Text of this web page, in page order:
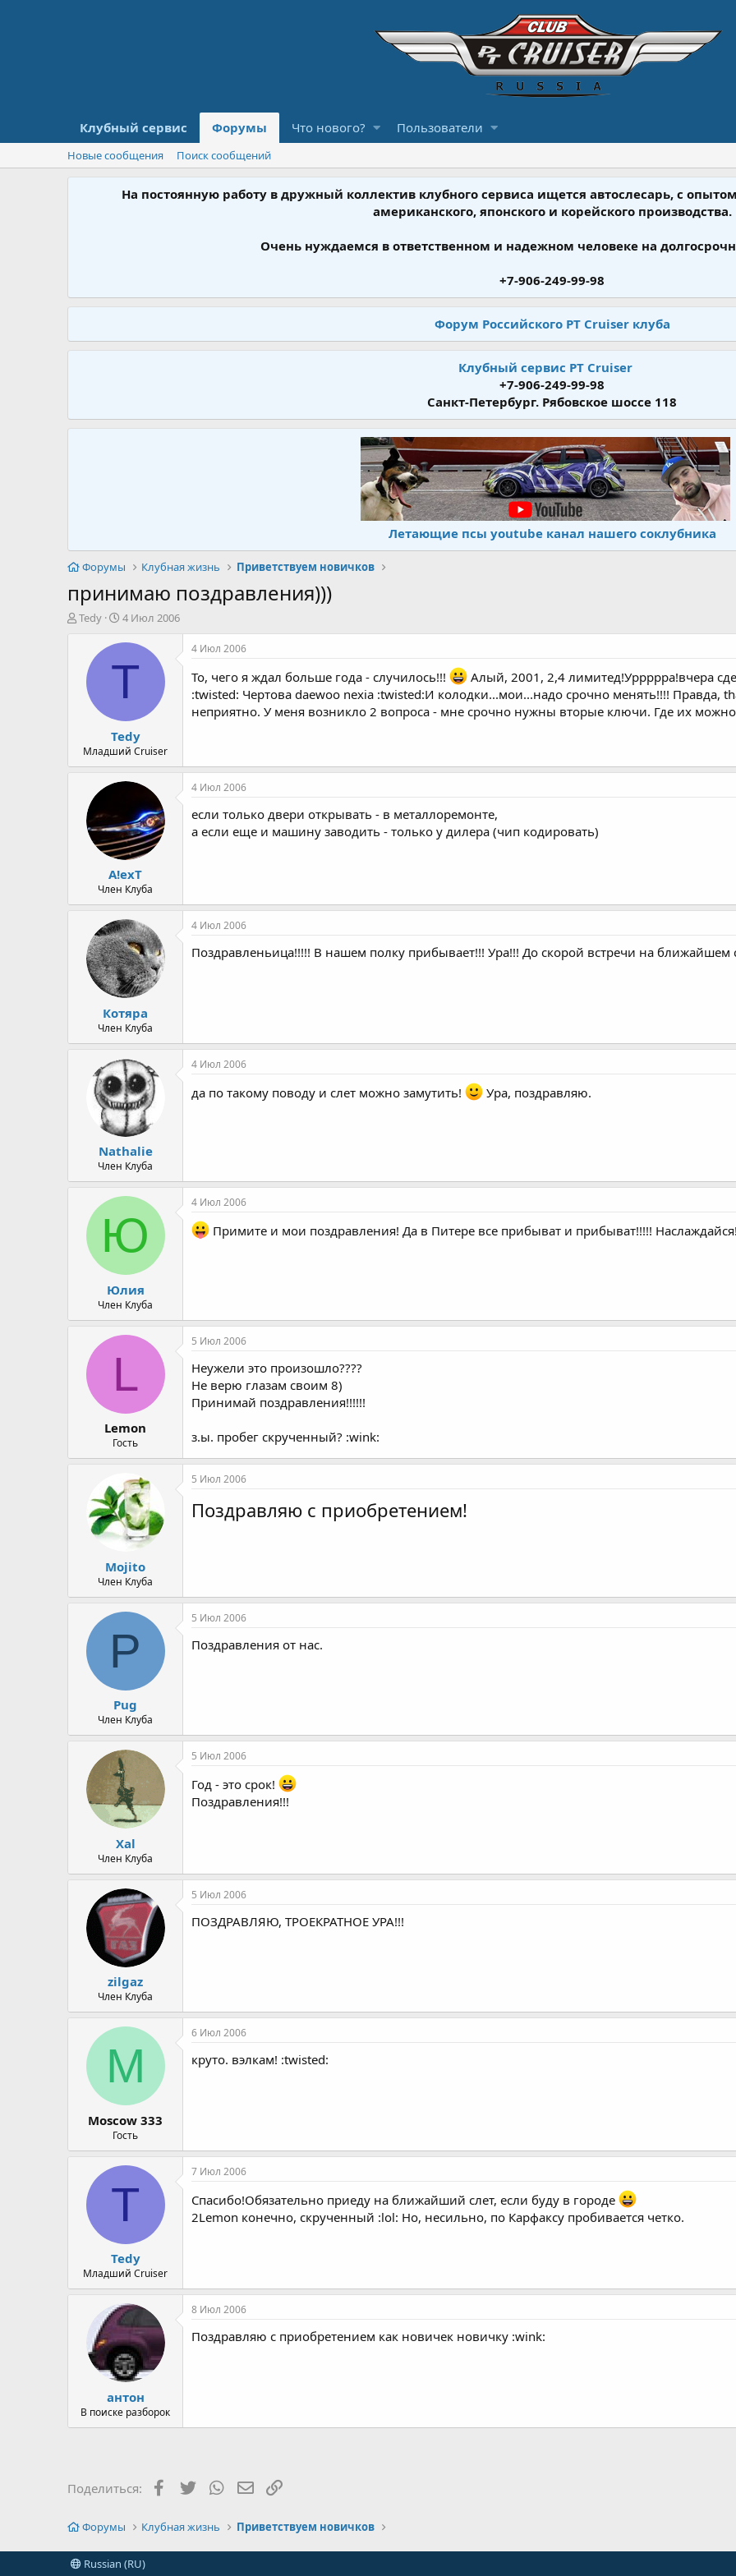
Клубный сервис Форумы Что нового? Пользователи
Новые сообщения Поиск сообщений
На постоянную работу в дружный коллектив клубного сервиса ищется автослесарь, с
американского, японского и корейского производства.
Очень нуждаемся в ответственном и надежном человеке на
+7-906-249-99-98
Форум Российского PT Cruiser клуба
Клубный сервис PT Cruiser
+7-906-249-99-98
Санкт-Петербург. Рябовское шоссе 118
Летающие псы youtube канал нашего соклубника
Форумы Клубная жизнь Приветствуем новичков
принимаю поздравления)))
А
Tedy
Д
т
а
л
а
4 Июл 2006
T
Tedy
Младший Cruiser
4 Июл 2006
То, чего я ждал больше года - случилось!!!
Алый, 2001, 2,4 лимитед!Уррррра!вчера
:twisted: Чертова daewoo nexia :twisted:И колодки...мои...надо срочно менять!!!! Правда,
неприятно. У меня возникло 2 вопроса - мне срочно нужны вторые ключи. Где их можно
A!exT
Член Клуба
4 Июл 2006
если только двери открывать - в металлоремонте,
а если еще и машину заводить - только у дилера (чип кодировать)
Котяра
Член Клуба
4 Июл 2006
Поздравленьица!!!!! В нашем полку прибывает!!! Ура!!! До скорой встречи на ближайшем
Nathalie
Член Клуба
4 Июл 2006
да по такому поводу и слет можно замутить! Ура, поздравляю.
Ю
Юлия
Член Клуба
4 Июл 2006
Примите и мои поздравления! Да в Питере все прибыват и прибыват!!!!! Наслаждайся!
L
Lemon
Гость
5 Июл 2006
Неужели это произошло????
Не верю глазам своим 8)
Принимай поздравления!!!!!!
з.ы. пробег скрученный? :wink:
Mojito
Член Клуба
5 Июл 2006
Поздравляю с приобретением!
P
Pug
Член Клуба
5 Июл 2006
Поздравления от нас.
Xal
Член Клуба
5 Июл 2006
Год - это срок!
Поздравления!!!
zilgaz
Член Клуба
5 Июл 2006
ПОЗДРАВЛЯЮ, ТРОЕКРАТНОЕ УРА!!!
M
Moscow 333
Гость
6 Июл 2006
круто. вэлкам! :twisted:
T
Tedy
Младший Cruiser
7 Июл 2006
Спасибо!Обязательно приеду на ближайший слет, если буду в городе
2Lemon конечно, скрученный :lol: Но, несильно, по Карфаксу пробивается четко.
антон
В поиске разборок
8 Июл 2006
Поздравляю с приобретением как новичек новичку :wink:
Поделиться: Facebook
TwitterWhatsAppЭлектронная почта
Ссылка
Форумы Клубная жизнь Приветствуем новичков
Russian (RU)